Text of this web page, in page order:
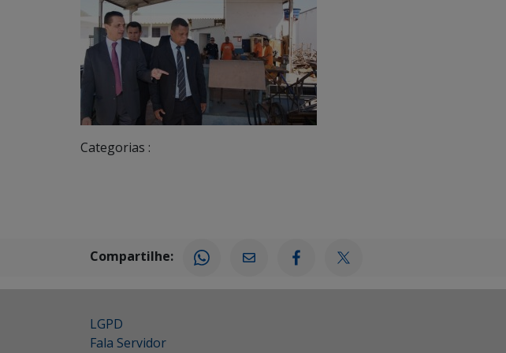
Categorias :
Compartilhe:
LGPD
Fala Servidor